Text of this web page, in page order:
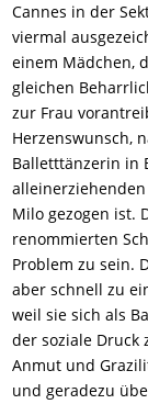
Cannes in der
viermal
einem Mädchen,
gleichen
zur Frau
Herzenswunsch,
Balletttänzerin in
Milo gezogen ist.
renommierten
Problem zu sein.
aber schnell zu
weil sie sich als
der soziale Druck
Anmut und
und geradezu